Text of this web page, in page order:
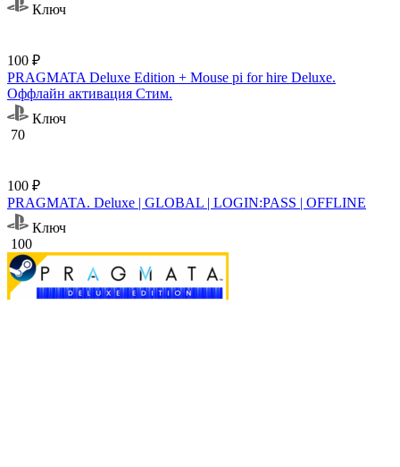
Ключ
100 ₽
PRAGMATA Deluxe Edition + Mouse pi for hire Deluxe.
Оффлайн активация Cтим.
Ключ
70
100 ₽
PRAGMATA. Deluxe | GLOBAL | LOGIN:PASS | OFFLINE
Ключ
100